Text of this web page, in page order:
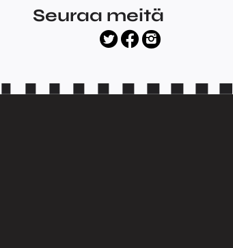
Seuraa meitä
twitter
facebook
instagram